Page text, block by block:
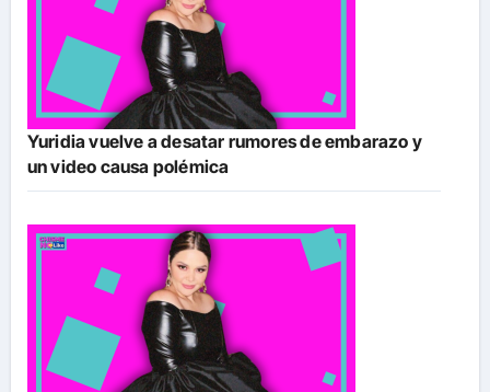
Yuridia vuelve a desatar rumores de embarazo y
un video causa polémica